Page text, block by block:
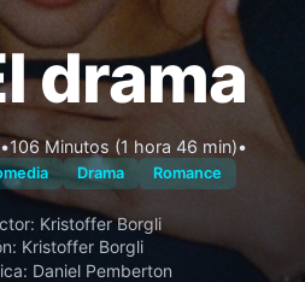
drama
•106 Minutos (1 hora 46 min)•
Drama Romance
Kristoffer Borgli
Kristoffer Borgli
Daniel Pemberton